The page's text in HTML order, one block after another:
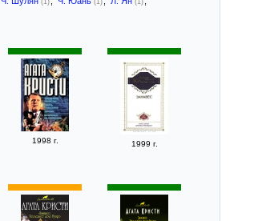
(1) (1) (1)
1998 г. 1999 г.